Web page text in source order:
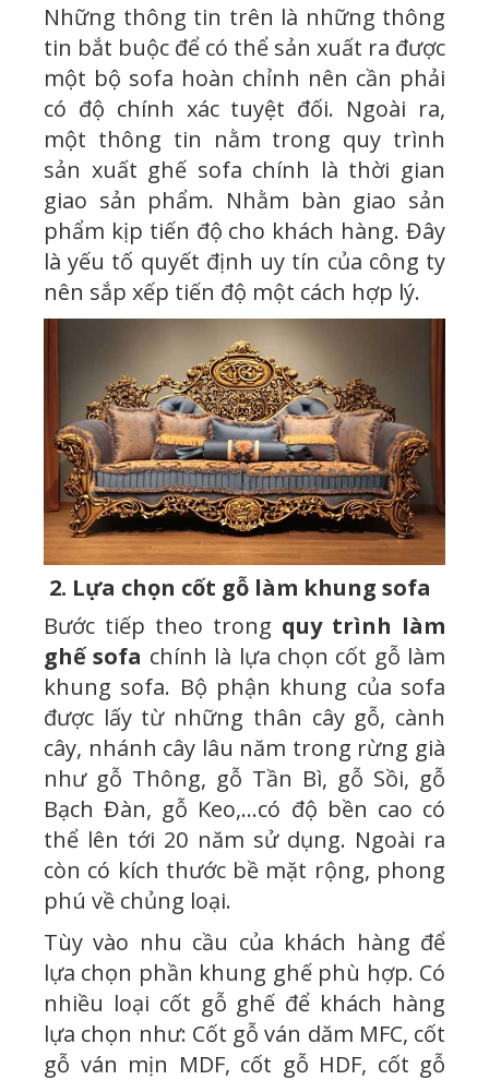
Những thông tin trên là những thông
tin bắt buộc để có thể sản xuất ra được
một bộ sofa hoàn chỉnh nên cần phải
có độ chính xác tuyệt đối. Ngoài ra,
một thông tin nằm trong quy trình
sản xuất ghế sofa chính là thời gian
giao sản phẩm. Nhằm bàn giao sản
phẩm kịp tiến độ cho khách hàng. Đây
là yếu tố quyết định uy tín của công ty
nên sắp xếp tiến độ một cách hợp lý.
2. Lựa chọn cốt gỗ làm khung sofa
Bước tiếp theo trong quy trình làm
ghế sofa chính là lựa chọn cốt gỗ làm
khung sofa. Bộ phận khung của sofa
được lấy từ những thân cây gỗ, cành
cây, nhánh cây lâu năm trong rừng già
như gỗ Thông, gỗ Tần Bì, gỗ Sồi, gỗ
Bạch Đàn, gỗ Keo,...có độ bền cao có
thể lên tới 20 năm sử dụng. Ngoài ra
còn có kích thước bề mặt rộng, phong
phú về chủng loại.
Tùy vào nhu cầu của khách hàng để
lựa chọn phần khung ghế phù hợp. Có
nhiều loại cốt gỗ ghế để khách hàng
lựa chọn như: Cốt gỗ ván dăm MFC, cốt
gỗ ván mịn MDF, cốt gỗ HDF, cốt gỗ